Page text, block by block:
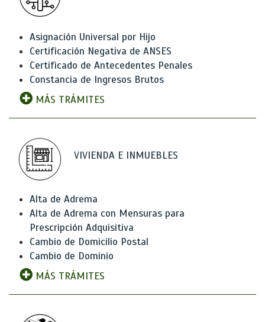
Asignación Universal por Hijo
Certificación Negativa de ANSES
Certificado de Antecedentes Penales
Constancia de Ingresos Brutos
MÁS TRÁMITES
VIVIENDA E INMUEBLES
Alta de Adrema
Alta de Adrema con Mensuras para
Prescripción Adquisitiva
Cambio de Domicilio Postal
Cambio de Dominio
MÁS TRÁMITES